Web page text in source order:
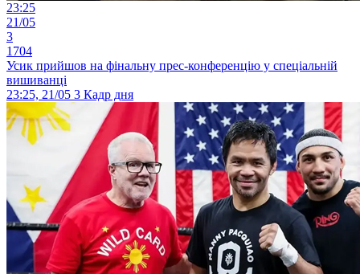
23:25
21/05
3
1704
Усик прийшов на фінальну прес-конференцію у спеціальній
вишиванці
23:25, 21/05 3 Кадр дня